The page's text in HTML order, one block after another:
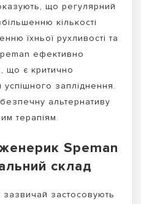
що регулярний
кількості
їхньої рухливості та
ефективно
що є критично
запліднення.
альтернативу
терапіям.
Speman
склад
застосовують